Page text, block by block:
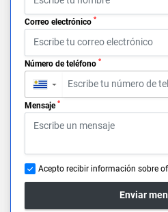
Correo electrónico *
Número de teléfono *
▼
Mensaje *
Acepto recibir información sobre
Enviar